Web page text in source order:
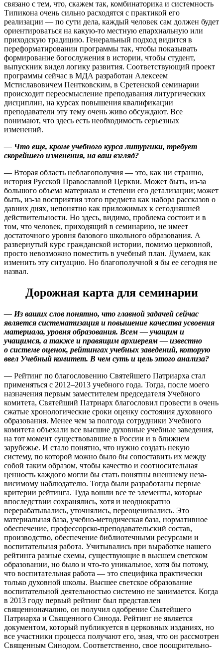
связано с тем, что, скажем так, комбинаторика и системность
Типикона очень сильно расходятся с практикой его
реализации — по сути дела, каждый человек сам должен будет
ориентироваться на какую-то местную епархиальную или
приходскую традицию. Генеральный подход видится в
переформатировании программы так, чтобы показывать
формирование богослужения в истории, чтобы студент,
выпускник видел логику развития. Соответствующий проект
программы сейчас в МДА разработан Алексеем
Мстиславовичем Пентковским, в Сретенской семинарии
происходит переосмысление преподавания литургических
дисциплин, на курсах повышения квалификации
преподаватели эту тему очень живо обсуждают. Все
понимают, что здесь есть необходимость серьезных
изменений.
— Что еще, кроме учебного курса литургики, требует
скорейшего изменения, на ваш взгляд?
— Вторая область неблагополучия — это, как ни странно,
история Русской Православной Церкви. Может быть, из-за
большого объема материала и степени его детализации; может
быть, из-за восприятия этого предмета как набора рассказов о
давних днях, непонятно как приложимых к сегодняшней
действительности. Но здесь, видимо, проблема состоит и в
том, что человек, приходящий в семинарию, не имеет
достаточного уровня базового школьного образования. А
развернутый курс гражданской истории, помимо церковной,
просто невозможно поместить в учебный план. Думаем, как
изменить эту ситуацию. Но благополучной я бы ее сегодня не
назвал.
Дорожная карта для семинарии
— Из ваших слов понятно, что главной задачей сейчас
является систематизация и повышение качества усвоения
материала, уровня образования. Всем — учащим и
учащимся, а также и правящим архиереям — известно
о системе оценок, рейтингах учебных ­заведений, ­которую
ввел Учебный комитет. В чем суть и цель этого анализа?
— Рейтинг по благословению Святейшего Пат­риарха стал
применяться с 2012–2013 учебного года. Тогда, после моего
назначения первым заместителем председателя Учебного
комитета, Святейший Патриарх благословил провести в очень
сжатые хронологические сроки оценку состояния духовного
образования. Менее чем за полгода сотрудники Учебного
комитета объехали все высшие духовные учебные заведения,
на тот момент существовавшие в России и в ближнем
зарубежье. И стало понятно, что нужно создать некую
систему, по которой можно было бы сопоставить их между
собой таким образом, чтобы качество и соотносительная
ценность каждого могли бы стать понятны внешнему неза­
висимому наблюдателю. Тогда были разработаны первые
критерии рейтинга. Туда вошли все те элементы, которые
впоследствии сохранялись, хотя и неоднократно
перерабатывались, уточнялись, переоценивались. Это
материальная база, учебно-методическая база, нормативное
обеспечение, профессорско-преподавательский состав,
производство, обеспечение библиотечными ресурсами и
воспитательная работа. Учитывались при выработке нашего
рейтинга разные схемы, существующие в высшем светском
образовании, но было и что-то уникальное, хотя бы потому,
что воспитательная работа — это специфика практически
только духовной школы. Высшее светское образование
воспитательной деятельностью системно не занимается. Когда
в 2013 году первый рейтинг был представлен
священноначалию, он получил одобрение Святейшего
Патриарха и Священного Синода. Рейтинг не является
документом, который публикуется в церковных изданиях, но
все участники процесса получают его, зная, что он рассмотрен
Священным Синодом. Соответственно, свое поощрительно-